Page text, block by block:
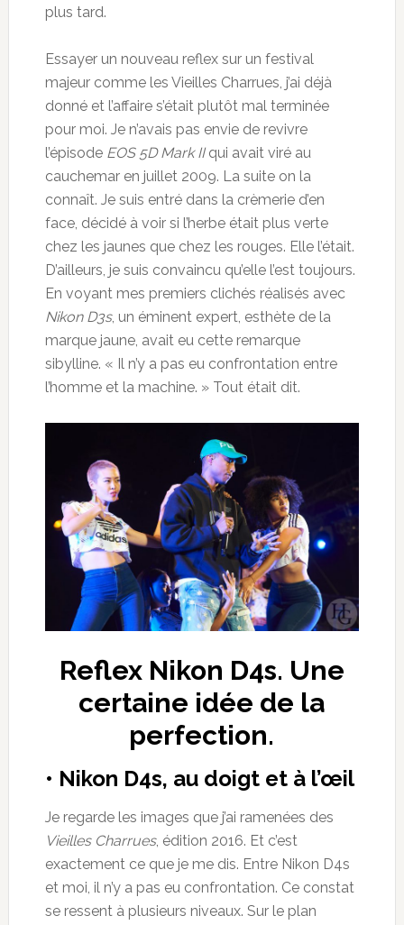
plus tard.
Essayer un nouveau reflex sur un festival
majeur comme les Vieilles Charrues, j’ai déjà
donné et l’affaire s’était plutôt mal terminée
pour moi. Je n’avais pas envie de revivre
l’épisode EOS 5D Mark IIqui avait viré au
cauchemar en juillet 2009. La suite on la
connaît. Je suis entré dans la crèmerie d’en
face, décidé à voir si l’herbe était plus verte
chez les jaunes que chez les rouges. Elle l’était.
D’ailleurs, je suis convaincu qu’elle l’est toujours.
En voyant mes premiers clichés réalisés avec
Nikon D3s, un éminent expert, esthète de la
marque jaune, avait eu cette remarque
sibylline. « Il n’y a pas eu confrontation entre
l’homme et la machine. » Tout était dit.
Reflex Nikon D4s. Une
certaine idée de la
perfection.
• Nikon D4s, au doigt et à l’œil
Je regarde les images que j’ai ramenées des
Vieilles Charrues, édition 2016. Et c’est
exactement ce que je me dis. Entre Nikon D4s
et moi, il n’y a pas eu confrontation. Ce constat
se ressent à plusieurs niveaux. Sur le plan